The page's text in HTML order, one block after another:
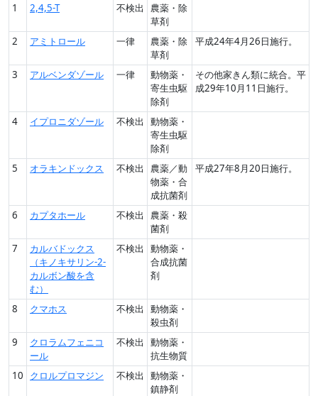
1
2,4,5-T 不検出
農薬・除
草剤
2
アミトロール 一律
農薬・除
草剤
平成24年4月26日施行。
3 アルベンダゾール 一律
動物薬・
寄生虫駆
除剤
その他家きん類に統合。平
成29年10月11日施行。
4 イプロニダゾール 不検出
動物薬・
寄生虫駆
除剤
5
オラキンドックス 不検出
農薬／動
物薬・合
成抗菌剤
平成27年8月20日施行。
6 カプタホール 不検出
農薬・殺
菌剤
7
カルバドックス
（キノキサリン-2-
カルボン酸を含
む）
不検出
動物薬・
合成抗菌
剤
8 クマホス 不検出
動物薬・
殺虫剤
9
クロラムフェニコ
ール
不検出
動物薬・
抗生物質
10
クロルプロマジン 不検出
動物薬・
鎮静剤